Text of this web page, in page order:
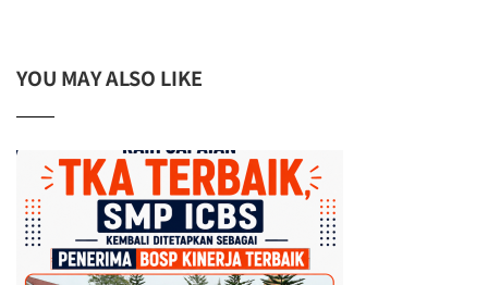
YOU MAY ALSO LIKE